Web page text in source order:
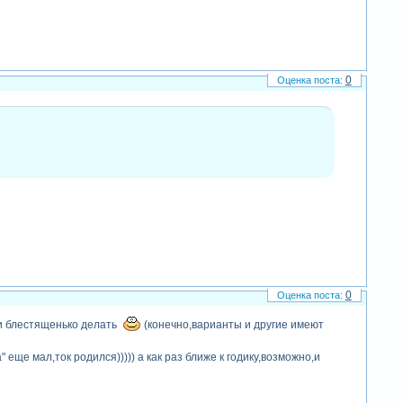
0
блестященько делать (конечно,варианты и другие имеют
мал,ток родился))))) а как раз ближе к годику,возможно,и
0